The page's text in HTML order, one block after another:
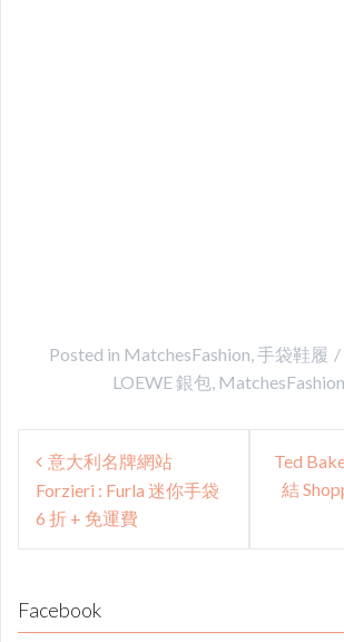
Posted in MatchesFashion,手袋鞋履
LOEWE 銀包, MatchesFashion
Post
navigation
意大利名牌網站
Forzieri : Furla 迷你手袋
6 折 + 免運費
Ted
結
Facebook